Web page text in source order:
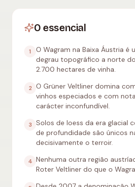
O essencial
1
O Wagram na Baixa Áustria é
degrau topográfico a norte
2.700 hectares de vinha.
2 O Grüner Veltliner domina
vinhos especiados e com
carácter inconfundível.
3 Solos de loess da era glacial
de profundidade são únicos
decisivamente o terroir.
4 Nenhuma outra região
Roter Veltliner do que o